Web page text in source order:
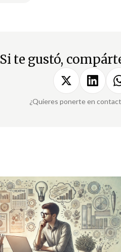
Si te gustó,
¿Quieres ponerte en